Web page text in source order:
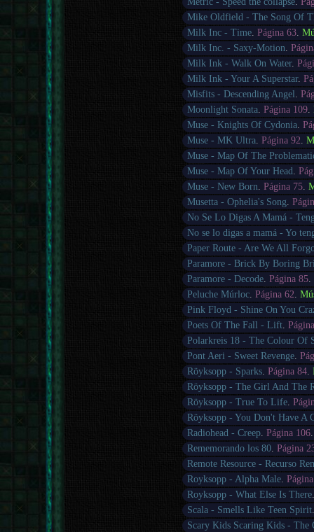
Mike Oldfield - The Song Of
Milk Inc - Time.Página 63.
Milk Inc. - Saxy-Motion.
Milk Ink - Walk On Water.
Milk Ink - Your A Superstar.
Misfits - Descending Angel .
Moonlight Sonata.Página 109.
Muse - Knights Of Cydonia.
Muse - MK Ultra.Página 92.
Muse - Map Of The
Muse - Map Of Your Head.
Muse - New Born.Página 75.
Musetta - Ophelia's Song.
No Se Lo Digas A Mamá -
No se lo digas a mamá - Yo
Paper Route - Are We All
Paramore - Brick By Boring
Paramore - Decode.Página 85.
Peluche Múrloc.Página 62.
Pink Floyd - Shine On You
Poets Of The Fall - Lift.
Polarkreis 18 - The Colour Of
Pont Aeri - Sweet Revenge.
Röyksopp - Sparks.Página 84.
Röyksopp - The Girl And The
Röyksopp - True To Life.
Röyksopp - You Don't Have A
Radiohead - Creep.Página 106
Rememorando los 80.Página
Remote Resource - Recurso
Royksopp - Alpha Male.
Royksopp - What Else Is There
Scala - Smells Like Teen Spirit
Scary Kids Scaring Kids - The